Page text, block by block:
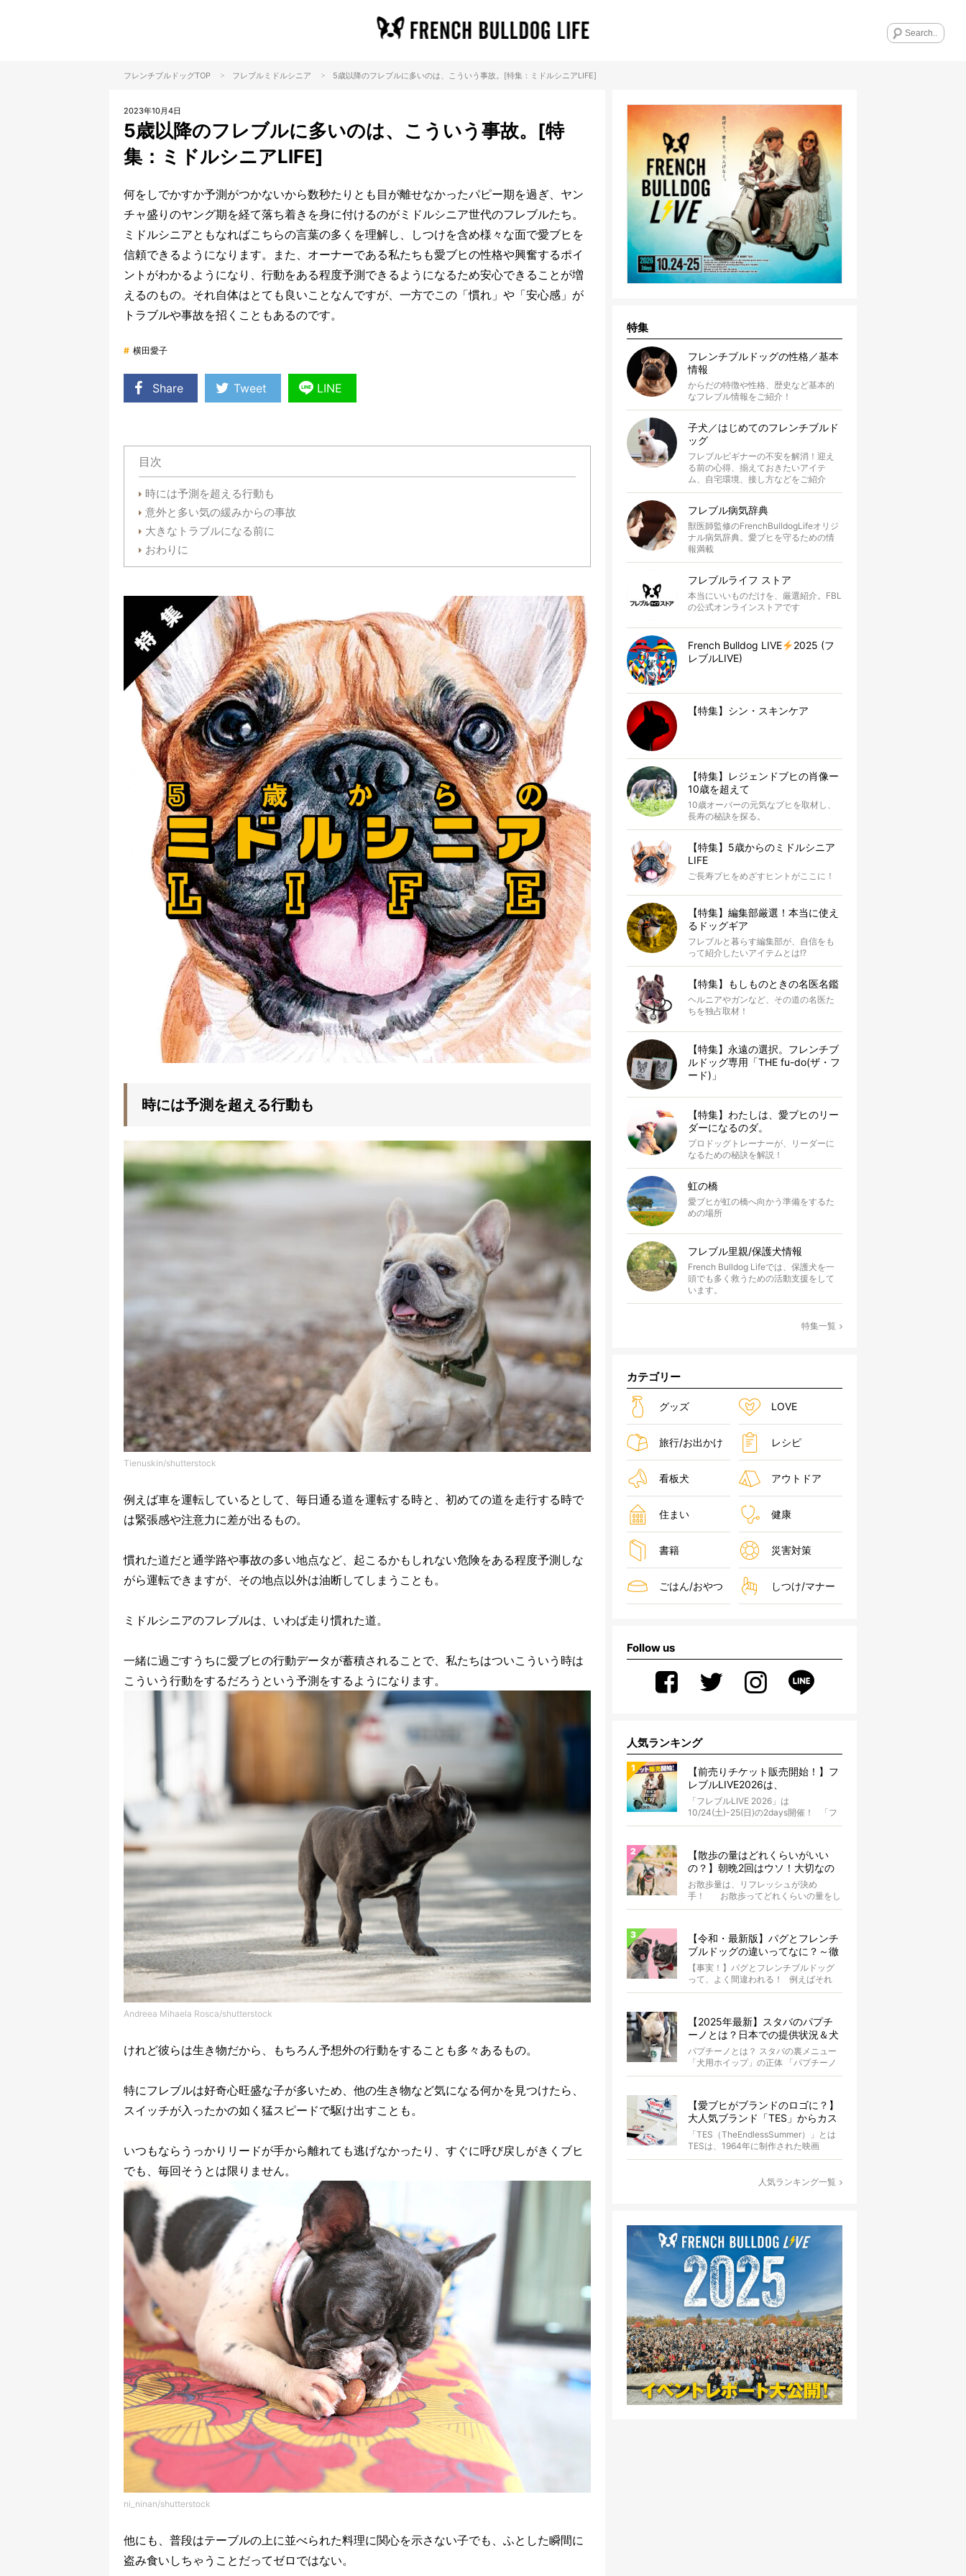
フレンチブルドッグTOP > フレブル ミドルシニア > 5歳以降のフレブルに多いのは、こういう事故。[特集：ミドルシニアLIFE]
2023年10月4日
5歳以降のフレブルに多いのは、こういう事故。[特
集：ミドルシニアLIFE]
何をしでかすか予測がつかないから数秒たりとも目が離せなかったパピー期を過ぎ、ヤン
チャ盛りのヤング期を経て落ち着きを身に付けるのがミドルシニア世代のフレブルたち。
ミドルシニアともなればこちらの言葉の多くを理解し、しつけを含め様々な面で愛ブヒを
信頼できるようになります。また、オーナーである私たちも愛ブヒの性格や興奮するポイ
ントがわかるようになり、行動をある程度予測できるようになるため安心できることが増
えるのもの。それ自体はとても良いことなんですが、一方でこの「慣れ」や「安心感」が
トラブルや事故を招くこともあるのです。
# 横田愛子
Share Tweet LINE
目次
時には予測を超える行動も
意外と多い気の緩みからの事故
大きなトラブルになる前に
おわりに
時には予測を超える行動も
Tienuskin/shutterstock
例えば車を運転しているとして、毎日通る道を運転する時と、初めての道を走行する時で
は緊張感や注意力に差が出るもの。
慣れた道だと通学路や事故の多い地点など、起こるかもしれない危険をある程度予測しな
がら運転できますが、その地点以外は油断してしまうことも。
ミドルシニアのフレブルは、いわば走り慣れた道。
一緒に過ごすうちに愛ブヒの行動データが蓄積されることで、私たちはついこういう時は
こういう行動をするだろうという予測をするようになります。
Andreea Mihaela Rosca/shutterstock
けれど彼らは生き物だから、もちろん予想外の行動をすることも多々あるもの。
特にフレブルは好奇心旺盛な子が多いため、他の生き物など気になる何かを見つけたら、
スイッチが入ったかの如く猛スピードで駆け出すことも。
いつもならうっかりリードが手から離れても逃げなかったり、すぐに呼び戻しがきくブヒ
でも、毎回そうとは限りません。
ni_ninan/shutterstock
他にも、普段はテーブルの上に並べられた料理に関心を示さない子でも、ふとした瞬間に
盗み食いしちゃうことだってゼロではない。
特集
フレンチブルドッグの性格／基本
情報
からだの特徴や性格、歴史など基本的
なフレブル情報をご紹介！
子犬／はじめてのフレンチブルド
ッグ
フレブルビギナーの不安を解消！迎え
る前の心得、揃えておきたいアイテ
ム、自宅環境、接し方などをご紹介
フレブル病気辞典
獣医師監修のFrenchBulldogLifeオリジ
ナル病気辞典。愛ブヒを守るための情
報満載
フレブルライフ ストア
本当にいいものだけを、厳選紹介。FBL
の公式オンラインストアです
French Bulldog LIVE
2025 (フ
レブルLIVE)
【特集】シン・スキンケア
【特集】レジェンドブヒの肖像ー
10歳を超えて
10歳オーバーの元気なブヒを取材し、
長寿の秘訣を探る。
【特集】5歳からのミドルシニア
LIFE
ご長寿ブヒをめざすヒントがここに！
【特集】編集部厳選！本当に使え
るドッグギア
フレブルと暮らす編集部が、自信をも
って紹介したいアイテムとは!?
【特集】もしものときの名医名鑑
ヘルニアやガンなど、その道の名医た
ちを独占取材！
【特集】永遠の選択。フレンチブ
ルドッグ専用「THE fu-do(ザ・フ
ード)」
【特集】わたしは、愛ブヒのリー
ダーになるのダ。
プロドッグトレーナーが、リーダーに
なるための秘訣を解説！
虹の橋
愛ブヒが虹の橋へ向かう準備をするた
めの場所
フレブル里親/保護犬情報
French Bulldog Lifeでは、保護犬を一
頭でも多く救うための活動支援をして
います。
特集一覧
カテゴリー
グッズ LOVE
旅行/お出かけ レシピ
看板犬 アウトドア
住まい 健康
書籍 災害対策
ごはん/おやつ しつけ/マナー
Follow us
人気ランキング
【前売りチケット販売開始！】フ
レブルLIVE2026は、
10/24(土)-25(日)開催！フレブル
だらけのキャンプ・前夜祭・バス
プランも新登場!?
「フレブルLIVE 2026」は
10/24(土)-25(日)の2days開催！ 「フ
レブルLIV...
【散歩の量はどれくらいがいい
の？】朝晩2回はウソ！大切なの
は運動量より「リフレッシュ」〜
お散歩にまつわる疑問FAQつき〜
お散歩量は、リフレッシュが決め
手！ お散歩ってどれくらいの量をし
たらいいのか迷いませんか？ よ...
【令和・最新版】パグとフレンチ
ブルドッグの違いってなに？～徹
底解説～
【事実！】パグとフレンチブルドッグ
って、よく間違われる！ 例えばそれ
は、愛ブヒとのお散歩中。 &...
【2025年最新】スタバのパプチ
ーノとは？日本での提供状況＆犬
同伴OK店舗一覧も紹介！
パプチーノとは？ スタバの裏メニュー
「犬用ホイップ」の正体 「パプチーノ
（Puppuccino）」とは、紙コッ...
【愛ブヒがブランドのロゴに？】
大人気ブランド「TES」からカス
タムオーダーが誕生！
「TES（TheEndlessSummer）」とは
TESは、1964年に制作された映画
『The...
人気ランキング一覧